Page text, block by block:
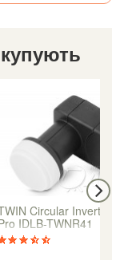
Circular Inverto
IDLB-TWNR41